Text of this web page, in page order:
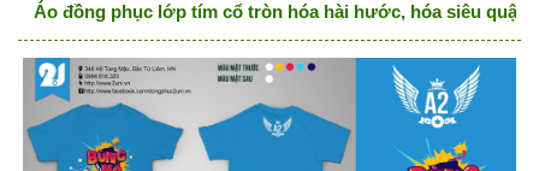
Áo đồng phục lớp tím cổ tròn hóa hài hước, hóa siêu quậy